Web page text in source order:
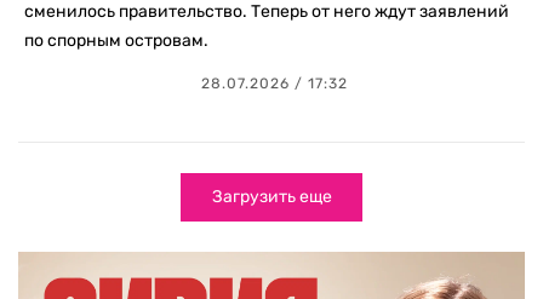
сменилось правительство. Теперь от него ждут заявлений
по спорным островам.
28.07.2026 / 17:32
Загрузить еще